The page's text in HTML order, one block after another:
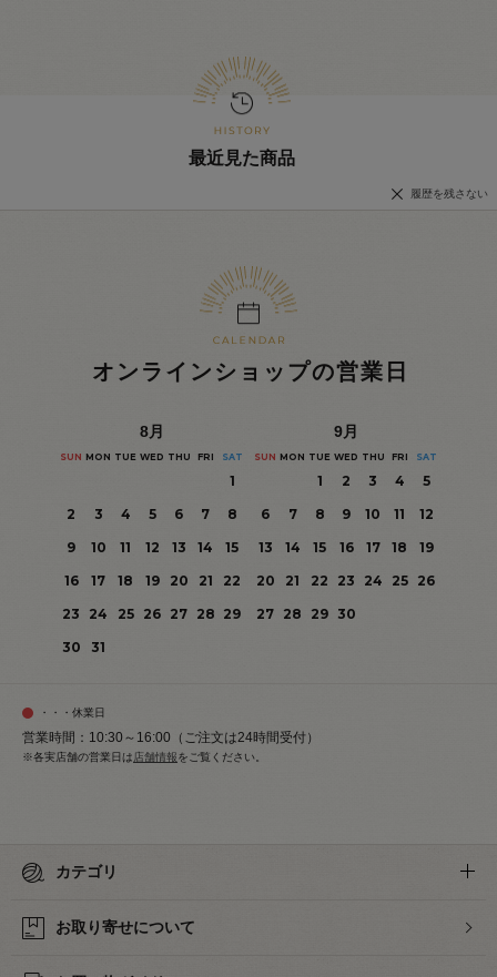
最近見た商品
履歴を残さない
オンラインショップの営業日
8月
SUN MON TUE WED THU FRI SAT
1
2
3 4 5 6 7
8
9
10 11 12 13 14
15
16
17 18 19 20 21
22
23
24 25 26 27 28 29
30
31
9月
SUN MON TUE WED THU FRI SAT
1 2 3 4
5
6
7 8 9 10 11
12
13
14 15 16 17 18
19
20
21 22 23 24 25
26
27 28 29 30
・・・休業日
営業時間：10:30～16:00（ご注文は24時間受付）
※各実店舗の営業日は 店舗情報をご覧ください。
カテゴリ
お取り寄せについて